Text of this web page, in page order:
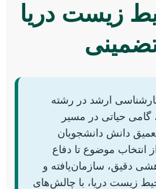
زیست دریا
ارشد در رشته
حیاتی در مسیر
دانش دانشجویان
انتخاب موضوع تا دفاع
دقیق، سازمان‌یافته و
زیست دریا، با چالش‌های